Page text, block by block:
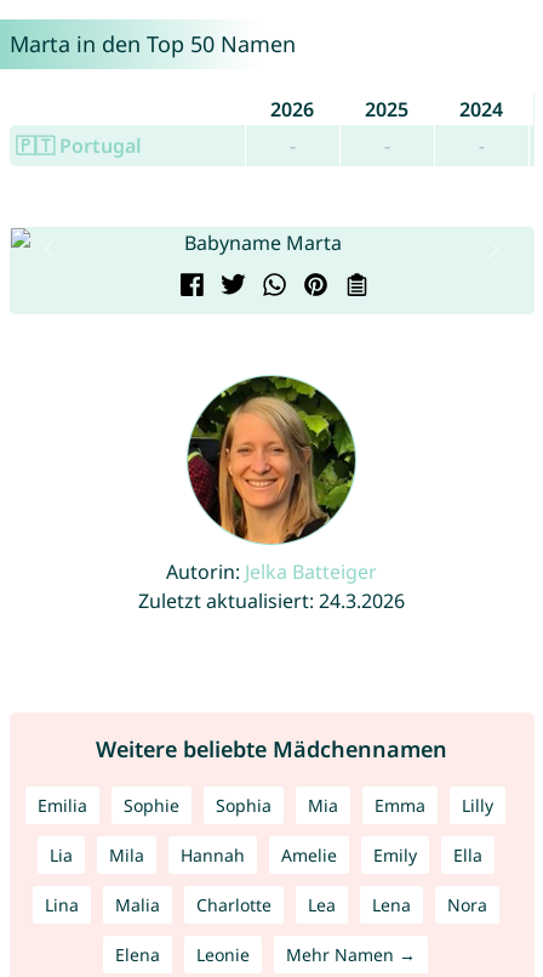
Marta in den Top 50 Namen
2026 2025
2024
🇵🇹 Portugal
- - -
Autorin: Jelka Batteiger
Zuletzt aktualisiert: 24.3.2026
Weitere beliebte Mädchennamen
Emilia Sophie Sophia Mia Emma Lilly
Lia Mila Hannah Amelie Emily Ella
Lina Malia Charlotte Lea Lena Nora
Elena Leonie Mehr Namen →